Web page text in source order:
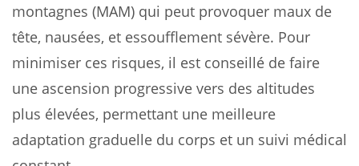
montagnes (MAM) qui peut provoquer maux de
tête, nausées, et essoufflement sévère. Pour
minimiser ces risques, il est conseillé de faire
une ascension progressive vers des altitudes
plus élevées, permettant une meilleure
adaptation graduelle du corps et un suivi médical